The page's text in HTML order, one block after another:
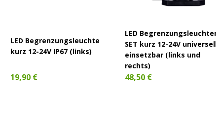
LED Begrenzungsleuchte
kurz 12-24V IP67 (links)
19,90 €
LED Begrenzungsleuchten
SET kurz 12-24V universell
einsetzbar (links und
rechts)
48,50 €